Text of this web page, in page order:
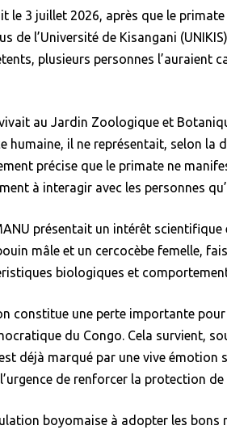
le 3 juillet 2026, après que le
de l’Université de Kisangani
plusieurs personnes l’auraient
au Jardin Zoologique et
humaine, il ne représentait, selon la
précise que le primate ne
à interagir avec les personnes
présentait un intérêt scientifique
mâle et un cercocèbe femelle,
biologiques et
constitue une perte importante
du Congo. Cela survient,
déjà marqué par une vive émotion
de renforcer la protection
boyomaise à adopter les bons